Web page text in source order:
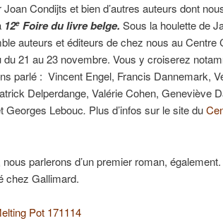
Condijts et bien d’autres auteurs dont
12e Foire du livre belge.Sous la houlette de
auteurs et éditeurs de chez nous au Centre
du 21 au 23 novembre. Vous y croiserez
parlé : Vincent Engel, Francis Dannemark,
Delperdange, Valérie Cohen, Geneviève
Georges Lebouc. Plus d’infos sur le site du
nous parlerons d’un premier roman,
chez Gallimard.
Pot 171114